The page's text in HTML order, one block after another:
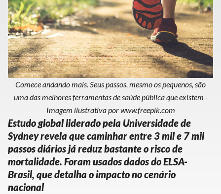
Comece andando mais. Seus passos, mesmo os pequenos, são
uma das melhores ferramentas de saúde pública que existem -
Imagem ilustrativa por www.freepik.com
Estudo global liderado pela Universidade de
Sydney revela que caminhar entre 3 mil e 7 mil
passos diários já reduz bastante o risco de
mortalidade. Foram usados dados do ELSA-
Brasil, que detalha o impacto no cenário
nacional